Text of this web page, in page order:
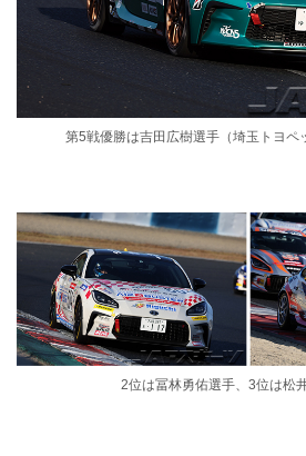
第5戦優勝は吉田広樹選手（埼玉トヨペ
2位は冨林勇佑選手、3位は松